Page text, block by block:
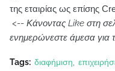
της εταιρίας ως επίσης
<-- Κάνοντας Like στη
ενημερώνεστε άμεσα για
Tags: διαφήμιση